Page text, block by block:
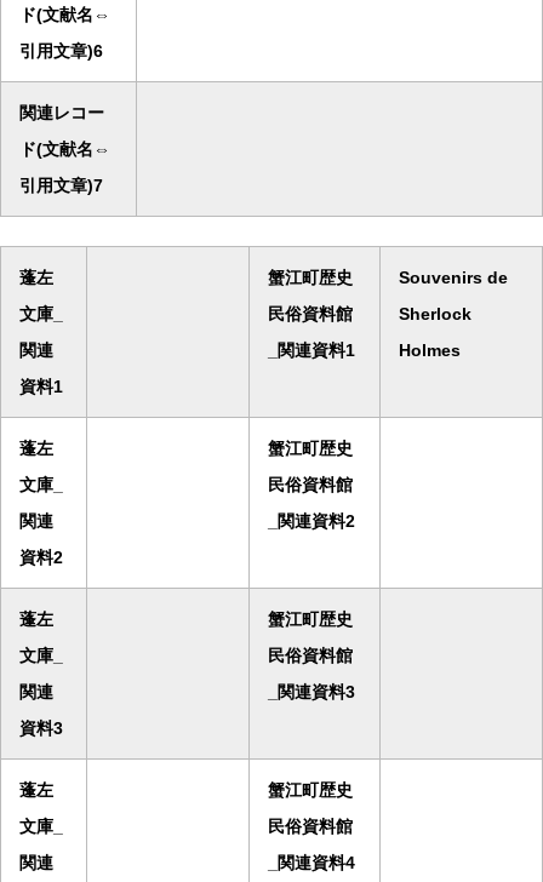
ド(文献名⇔
引用文章)6
関連レコー
ド(文献名⇔
引用文章)7
蓬左
文庫_
関連
資料1
蟹江町歴史
民俗資料館
_関連資料1
Souvenirs de
Sherlock
Holmes
蓬左
文庫_
関連
資料2
蟹江町歴史
民俗資料館
_関連資料2
蓬左
文庫_
関連
資料3
蟹江町歴史
民俗資料館
_関連資料3
蓬左
文庫_
関連
蟹江町歴史
民俗資料館
_関連資料4